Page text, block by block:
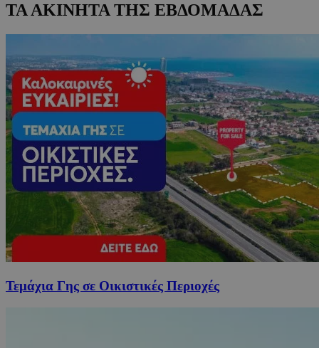
ΤΑ ΑΚΙΝΗΤΑ ΤΗΣ ΕΒΔΟΜΑΔΑΣ
Τεμάχια Γης σε Οικιστικές Περιοχές